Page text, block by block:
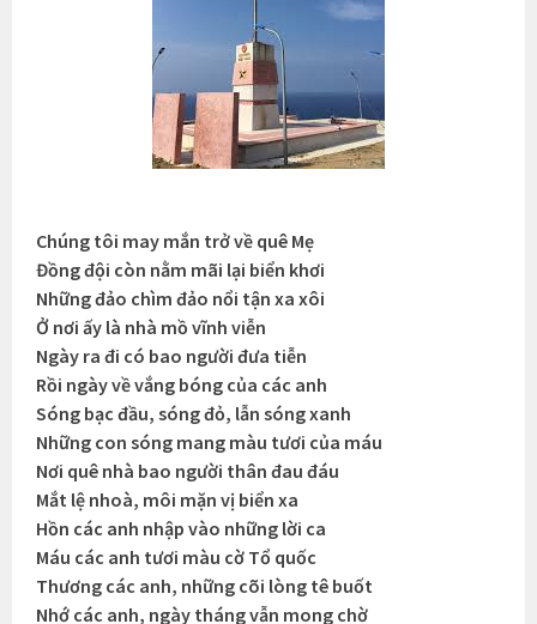
Chúng tôi may mắn trở về quê Mẹ
Đồng đội còn nằm mãi lại biển khơi
Những đảo chìm đảo nổi tận xa xôi
Ở nơi ấy là nhà mồ vĩnh viễn
Ngày ra đi có bao người đưa tiễn
Rồi ngày về vắng bóng của các anh
Sóng bạc đầu, sóng đỏ, lẫn sóng xanh
Những con sóng mang màu tươi của máu
Nơi quê nhà bao người thân đau đáu
Mắt lệ nhoà, môi mặn vị biển xa
Hồn các anh nhập vào những lời ca
Máu các anh tươi màu cờ Tổ quốc
Thương các anh, những cõi lòng tê buốt
Nhớ các anh, ngày tháng vẫn mong chờ